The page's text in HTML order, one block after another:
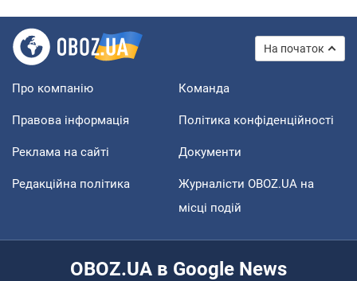
На початок
Про компанію Команда
Правова інформація Політика конфіденційності
Реклама на сайті Документи
Редакційна політика
Журналісти OBOZ.UA на
місці подій
OBOZ.UA в Google News